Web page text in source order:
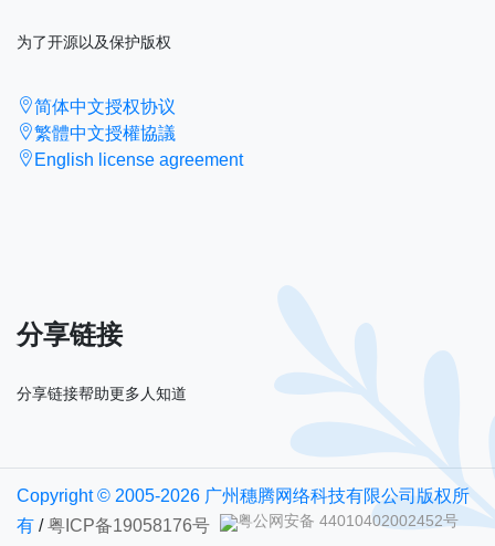
为了开源以及保护版权
简体中文授权协议
繁體中文授權協議
English license agreement
分享链接
分享链接帮助更多人知道
Copyright © 2005-2026 广州穗腾网络科技有限公司版权所
有 /粤ICP备19058176号 粤公网安备 44010402002452号